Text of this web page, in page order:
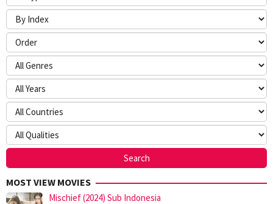
MOST VIEW MOVIES
Mischief (2024) Sub Indonesia